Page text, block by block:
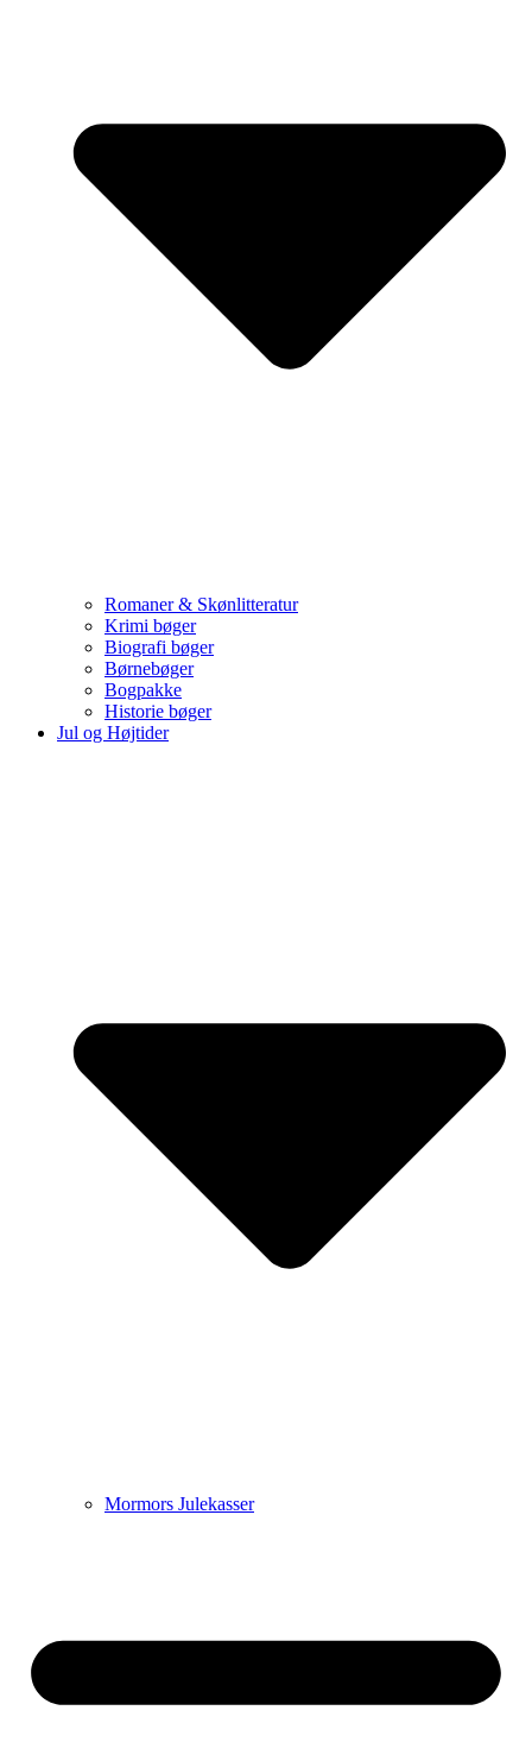
Romaner & Skønlitteratur
Krimi bøger
Biografi bøger
Børnebøger
Bogpakke
Historie bøger
Jul og Højtider
Mormors Julekasser